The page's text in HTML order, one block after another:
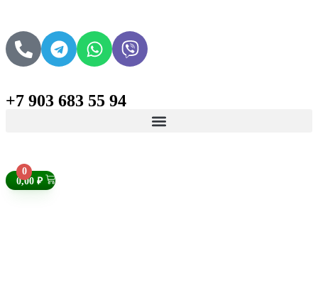
+7 903 683 55 94
0,00 ₽
0